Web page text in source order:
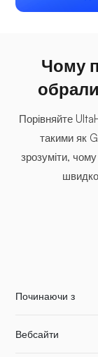
Чому
Порівняйте
такими як
зрозуміти,
Починаючи з
Вебсайти